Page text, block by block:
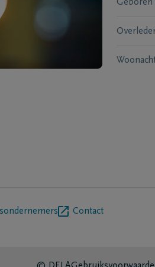
Geboren
Contact